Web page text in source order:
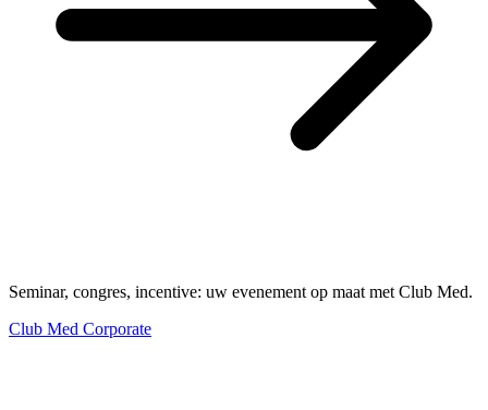
Seminar, congres, incentive: uw evenement op maat met Club Med.
Club Med Corporate